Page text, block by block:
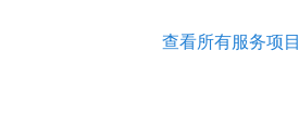
查看所有服务项目